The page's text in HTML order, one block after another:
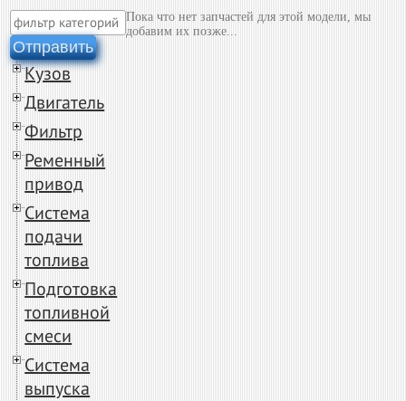
Отправить
Кузов
Двигатель
Фильтр
Ременный
привод
Система
подачи
топлива
Подготовка
топливной
смеси
Система
выпуска
Пока что нет запчастей для этой модели, мы
добавим их позже...